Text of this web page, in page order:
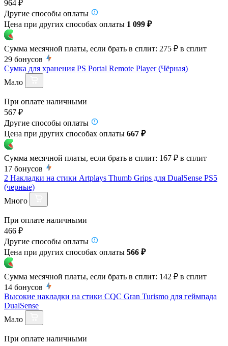
964 ₽
Другие способы оплаты
Цена при других способах оплаты 1 099 ₽
Сумма месячной платы, если брать в сплит: 275 ₽ в сплит
29 бонусов
Сумка для хранения PS Portal Remote Player (Чёрная)
Мало
При оплате наличными
567 ₽
Другие способы оплаты
Цена при других способах оплаты 667 ₽
Сумма месячной платы, если брать в сплит: 167 ₽ в сплит
17 бонусов
2 Накладки на стики Artplays Thumb Grips для DualSense PS5
(черные)
Много
При оплате наличными
466 ₽
Другие способы оплаты
Цена при других способах оплаты 566 ₽
Сумма месячной платы, если брать в сплит: 142 ₽ в сплит
14 бонусов
Высокие накладки на стики CQC Gran Turismo для геймпада
DualSense
Мало
При оплате наличными